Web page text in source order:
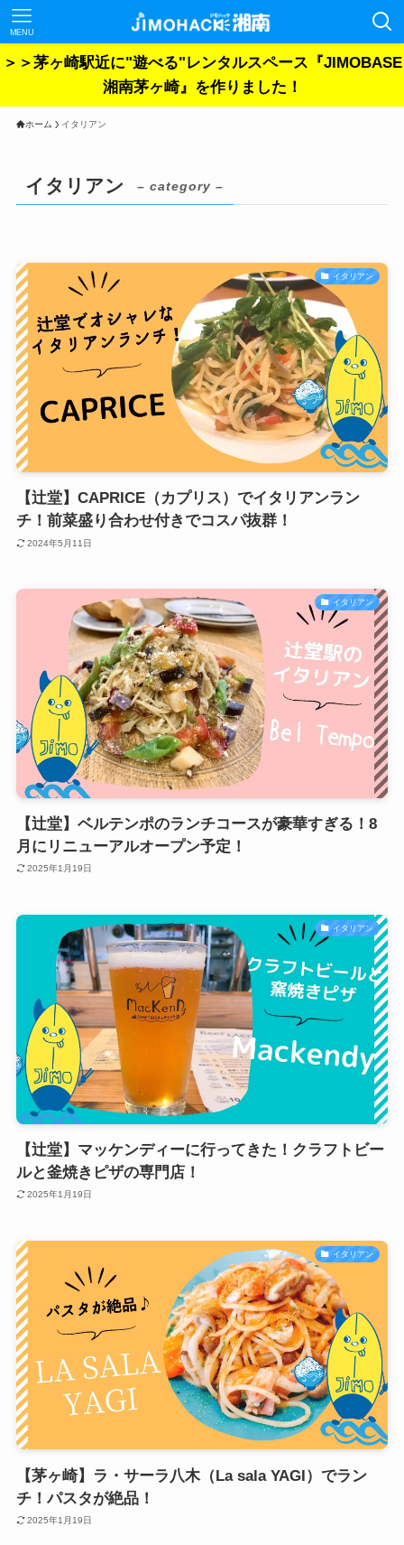
MENU
＞＞茅ヶ崎駅近に"遊べる"レンタルスペース『JIMOBASE
湘南茅ヶ崎』を作りました！
ホーム イタリアン
イタリアン – category –
イタリアン
【辻堂】CAPRICE（カプリス）でイタリアンラン
チ！前菜盛り合わせ付きでコスパ抜群！
2024年5月11日
イタリアン
【辻堂】ベルテンポのランチコースが豪華すぎる！8
月にリニューアルオープン予定！
2025年1月19日
イタリアン
【辻堂】マッケンディーに行ってきた！クラフトビー
ルと釜焼きピザの専門店！
2025年1月19日
イタリアン
【茅ヶ崎】ラ・サーラ八木（La sala YAGI）でラン
チ！パスタが絶品！
2025年1月19日